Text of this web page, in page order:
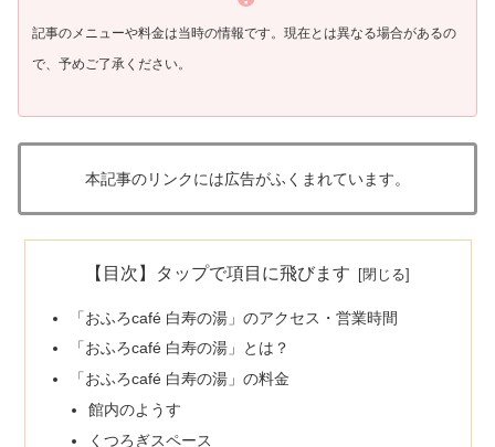
記事のメニューや料金は当時の情報です。現在とは異なる場合があるの
で、予めご了承ください。
本記事のリンクには広告がふくまれています。
【目次】タップで項目に飛びます
「おふろcafé 白寿の湯」のアクセス・営業時間
「おふろcafé 白寿の湯」とは？
「おふろcafé 白寿の湯」の料金
館内のようす
くつろぎスペース